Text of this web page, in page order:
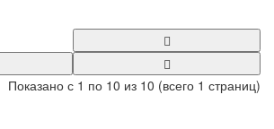
Показано с 1 по 10 из 10 (всего 1 страниц)